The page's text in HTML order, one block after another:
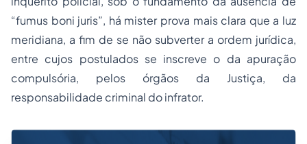
“fumus boni juris”, há mister prova mais clara que a luz
meridiana, a fim de se não subverter a ordem jurídica,
entre cujos postulados se inscreve o da apuração
compulsória, pelos órgãos da Justiça, da
responsabilidade criminal do infrator.